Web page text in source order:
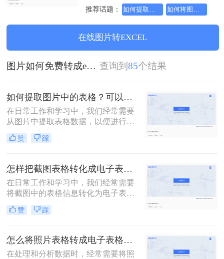
1:1高保真还原且排版不乱码。支持一键批
量处理，全链路 SSL 加密保障隐私安全。
助您快速实现图片如何免费转成excel表
格，无需安装，高效办公。
推荐话题：
在线图片转EXCEL
图片如何免费转成excel表格 查询到 85个结果
如何提取图片中的表格？可以试试这4个方法！
在日常工作和学习中，我们经常需要
从图片中提取表格数据，以便进行进
一步的分析和处理。随着技术的发
展，现在有多种方法可以实现这一目
本文将详细介绍几种常用的图片表格
提取方法。
赞 踩
怎样把截图表格转化成电子表格？分享二种实用的方法！
在日常工作和学习中，我们经常需要
将截图中的表格信息转化为电子表
格，以便进行数据分析、报告撰写等
任务。那么怎样把截图表格转化成电
格转化成电子表格的方法。
赞 踩
怎么将照片表格转成电子表格？试试这三种方法！
在处理和分析数据时，经常需要将照